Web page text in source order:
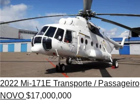
2022 Mi-171E Transporte / Passageiro
NOVO $17,000,000